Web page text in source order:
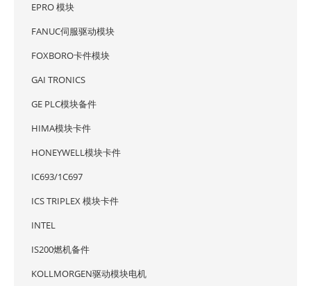
EPRO 模块
FANUC伺服驱动模块
FOXBORO卡件模块
GAI TRONICS
GE PLC模块备件
HIMA模块卡件
HONEYWELL模块卡件
IC693/1C697
ICS TRIPLEX 模块卡件
INTEL
IS200燃机备件
KOLLMORGEN驱动模块电机